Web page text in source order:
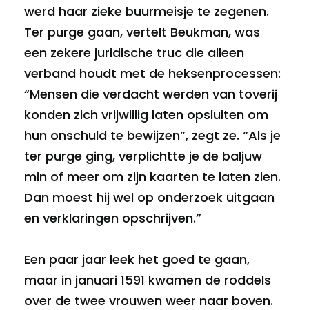
werd haar zieke buurmeisje te zegenen.
Ter purge gaan, vertelt Beukman, was
een zekere juridische truc die alleen
verband houdt met de heksenprocessen:
“Mensen die verdacht werden van toverij
konden zich vrijwillig laten opsluiten om
hun onschuld te bewijzen”, zegt ze. “Als je
ter purge ging, verplichtte je de baljuw
min of meer om zijn kaarten te laten zien.
Dan moest hij wel op onderzoek uitgaan
en verklaringen opschrijven.”
Een paar jaar leek het goed te gaan,
maar in januari 1591 kwamen de roddels
over de twee vrouwen weer naar boven.